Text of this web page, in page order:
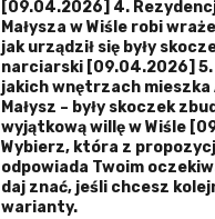
[09.04.2026] 4.
Małysza w Wiśle robi
jak urządził się były
narciarski [09.04.2026] 5.
jakich wnętrzach mieszka
Małysz – były skoczek
wyjątkową willę w Wiśle
Wybierz, która z
odpowiada Twoim
daj znać, jeśli chcesz
warianty.